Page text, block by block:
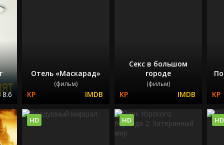
8.6
Отель «Маскарад»
(фильм)
Секс в большом
городе
(фильм)
HD HD HD